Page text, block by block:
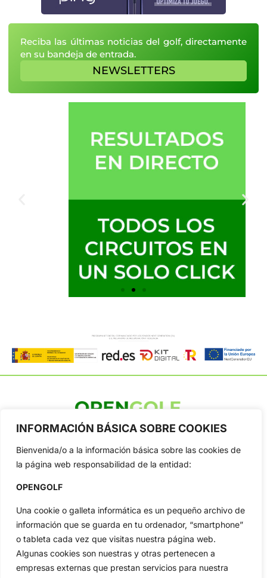
INFORMACIÓN BÁSICA SOBRE COOKIES
Bienvenida/o a la información básica sobre las cookies de
la página web responsabilidad de la entidad:
OPENGOLF
Una cookie o galleta informática es un pequeño archivo de
información que se guarda en tu ordenador, “smartphone”
o tableta cada vez que visitas nuestra página web.
Algunas cookies son nuestras y otras pertenecen a
empresas externas que prestan servicios para nuestra
Reciba las últimas noticias del golf, directamente
en su bandeja de entrada.
NEWSLETTERS
OpenGolf ofrece toda la actualidad, información del golf
Jon Rahm, LIV Golf, PGA Tour, Ryder Cup, DP World Tour, LPGA
Tour...
Categorias
Actualidad
Amateurs
Circuitos
Especiales
Ryder Cup
Reglas
Vídeos
De Interés